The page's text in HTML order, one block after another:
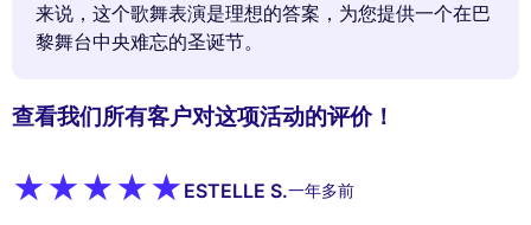
查看我们所有客户对这项活动的评价！
ESTELLE S.一年多前
来说，这个歌舞表演是理想的答案，为您提供一个在巴
黎舞台中央难忘的圣诞节。